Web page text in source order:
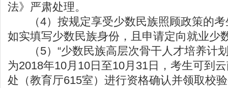
法》严肃处理。
（4）按规定享受少数民族照顾政策的考
如实填写少数民族身份，且申请定向就业少
（5）“少数民族高层次骨干人才培养计划
为2018年10月10日至10月31日，考生可到
处（教育厅615室）进行资格确认并领取校